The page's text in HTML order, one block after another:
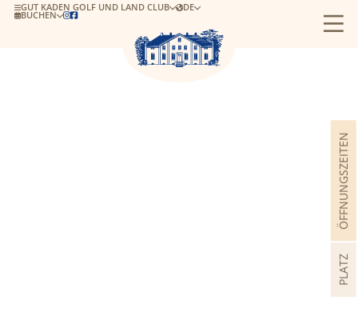
BUCHEN 
GUT KADEN GOLF UND LAND CLUB DE
PLATZ
ÖFFNUNGSZEITEN